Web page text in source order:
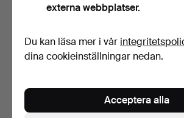
Spegel, "Flex", plast, Ik…
Värdering
externa webbplatser.
Du kan läsa mer i vår
dina cookieinställningar nedan.
Acceptera alla